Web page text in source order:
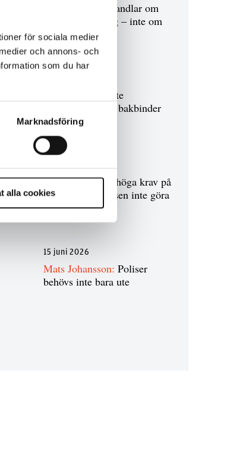
för sociala medier
och annons- och
som du har
Marknadsföring
alla cookies
Det handlar om
kunskapsstyrning – inte om
forskarnas motiv
Det är inte
evidenskrav som bakbinder
polisen
Debatt:Med för höga krav på
evidens kan polisen inte göra
något alls
15 juni 2026
Mats Johansson: Poliser
behövs inte bara ute